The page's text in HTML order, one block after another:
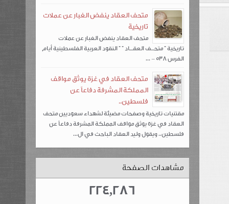
متحف العقاد ينفض الغبار عن عملات
تاريخية
متحف العقاد ينفض الغبار عن عملات
تاريخية " متحــف العقــاد " " النقود العربية الفلسطينية أيام
الفرس 538 – ...
متحف العقاد في غزة يوثق مواقف
المملكة المشرفة دفاعاً عن
فلسطين..
مقتنيات تاريخية وصفحات مضيئة لشهداء سعوديين متحف
العقاد في غزة يوثق مواقف المملكة المشرفة دفاعاً عن
فلسطين.. ويقول وليد العقاد الباحث في ال...
مشاهدات الصفحة
224,286